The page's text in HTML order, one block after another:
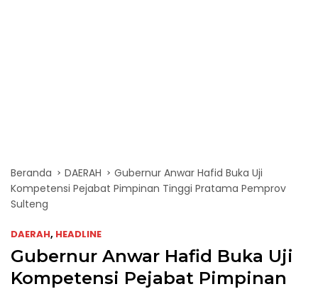
Beranda DAERAH
Gubernur Anwar Hafid Buka Uji
Kompetensi Pejabat Pimpinan Tinggi Pratama Pemprov
Sulteng
DAERAH, HEADLINE
Gubernur Anwar Hafid Buka Uji
Kompetensi Pejabat Pimpinan